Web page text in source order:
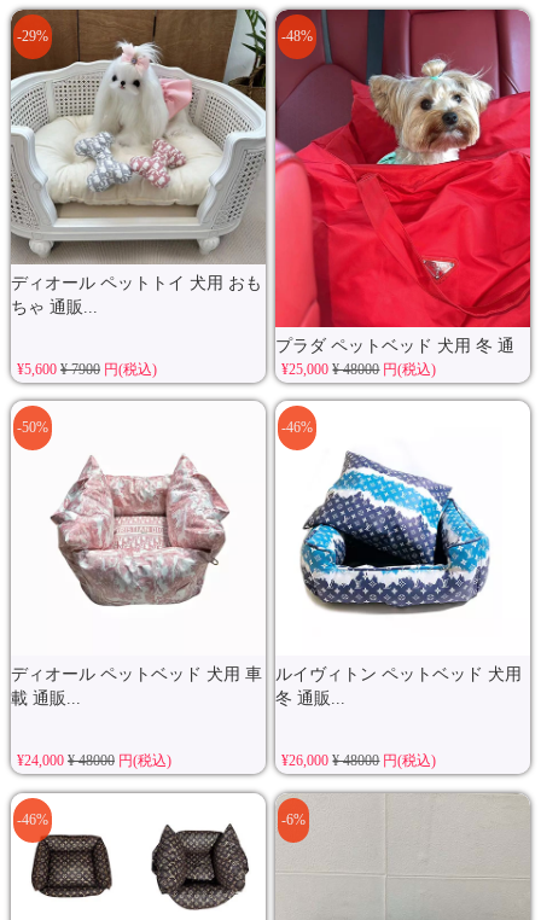
ディオール ペットトイ 犬用 おも
ちゃ 通販...
-29%
¥5,600 ¥ 7900円(税込)
プラダ ペットベッド 犬用 冬 通
販...
-48%
¥25,000¥ 48000円(税込)
ディオール ペットベッド 犬用 車
載 通販...
-50%
¥24,000 ¥ 48000円(税込)
ルイヴィトン ペットベッド 犬用
冬 通販...
-46%
¥26,000¥ 48000円(税込)
-46% -6%